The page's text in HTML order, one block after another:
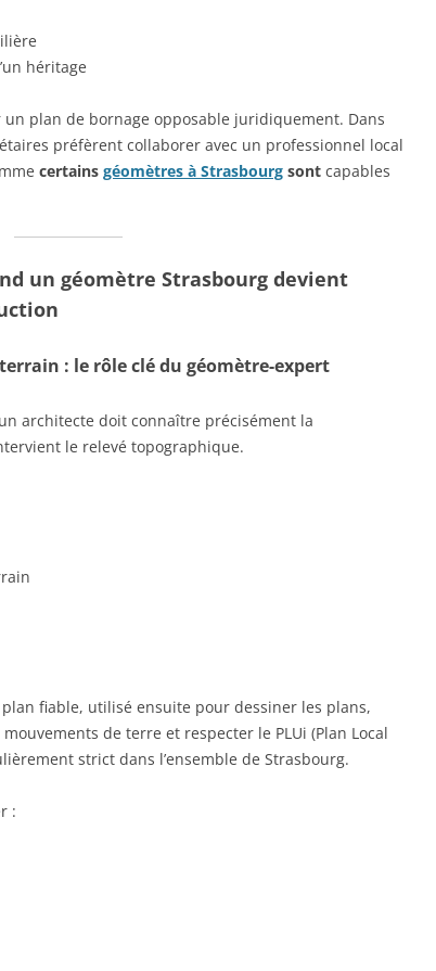
héritage
plan de bornage opposable juridiquement. Dans
préfèrent collaborer avec un professionnel local
certains géomètres à Strasbourg sont capables
un géomètre Strasbourg devient
: le rôle clé du géomètre-expert
architecte doit connaître précisément la
le relevé topographique.
fiable, utilisé ensuite pour dessiner les plans,
de terre et respecter le PLUi (Plan Local
strict dans l’ensemble de Strasbourg.
: